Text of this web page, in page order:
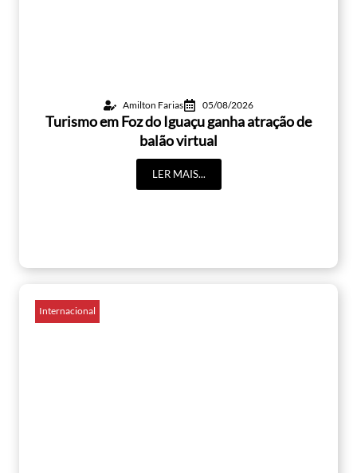
Amilton Farias 05/08/2026
Turismo em Foz do Iguaçu ganha atração de
balão virtual
LER MAIS...
Internacional